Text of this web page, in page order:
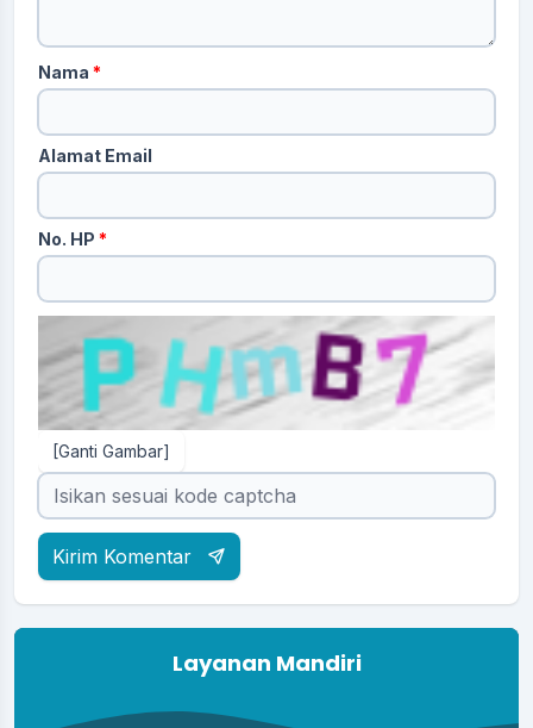
Nama *
Alamat Email
No. HP *
[Ganti Gambar]
Kirim Komentar
Layanan Mandiri